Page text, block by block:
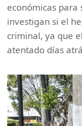
económicas para
investigan si el
criminal, ya que
atentado días